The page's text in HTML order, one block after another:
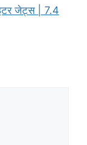
जेट्स | 7.4